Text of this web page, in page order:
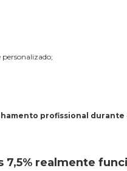
personalizado;
profissional durante
7,5% realmente